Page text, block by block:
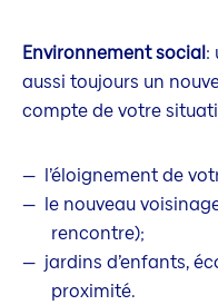
Environnement social:
aussi toujours un
compte de votre
l’éloignement de
le nouveau
rencontre);
jardins d’enfants,
proximité.